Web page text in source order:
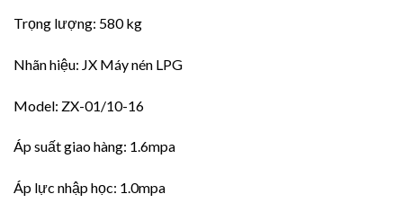
Trọng lượng: 580 kg
Nhãn hiệu: JX Máy nén LPG
Model: ZX-01/10-16
Áp suất giao hàng: 1.6mpa
Áp lực nhập học: 1.0mpa